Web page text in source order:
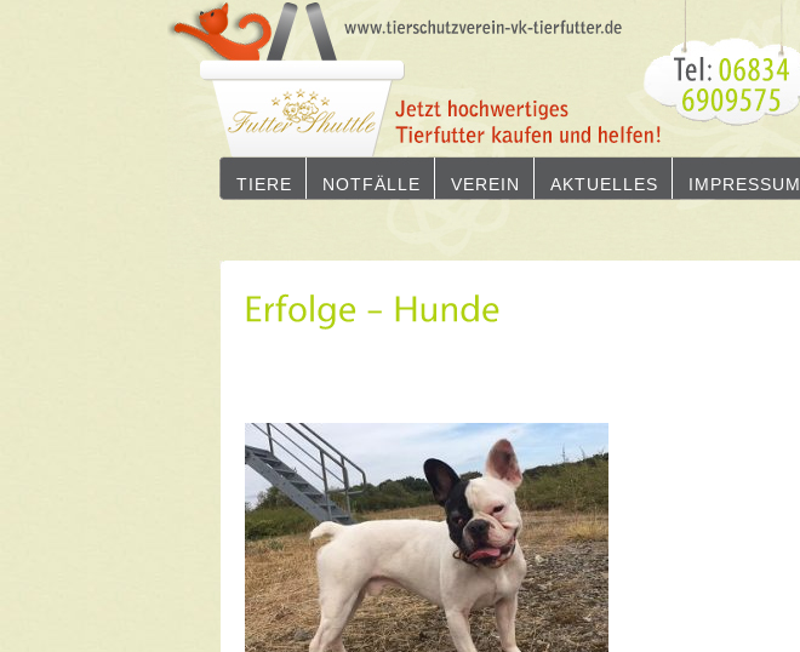
TIERE NOTFÄLLE VEREIN AKTUELLES IMPRESSUM